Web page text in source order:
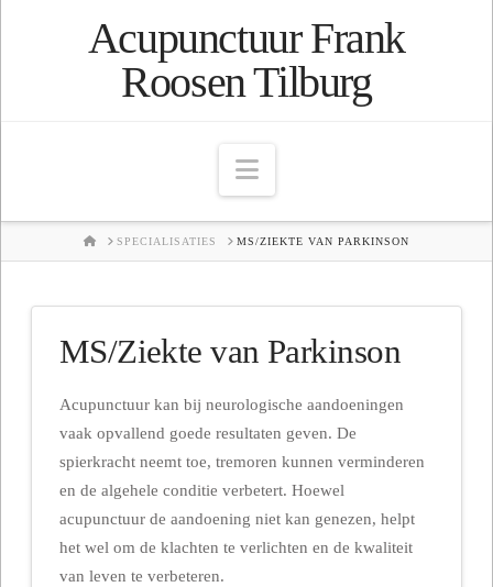
Acupunctuur Frank
Roosen Tilburg
Navigation
HOMESPECIALISATIES MS/ZIEKTE VAN PARKINSON
MS/Ziekte van Parkinson
Acupunctuur kan bij neurologische aandoeningen
vaak opvallend goede resultaten geven. De
spierkracht neemt toe, tremoren kunnen verminderen
en de algehele conditie verbetert. Hoewel
acupunctuur de aandoening niet kan genezen, helpt
het wel om de klachten te verlichten en de kwaliteit
van leven te verbeteren.